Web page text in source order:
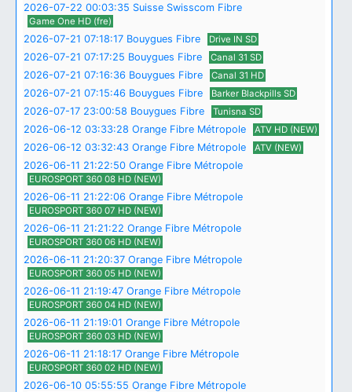
2026-07-22 00:03:35 Suisse Swisscom Fibre
Game One HD (fre)
2026-07-21 07:18:17 Bouygues Fibre Drive IN SD
2026-07-21 07:17:25 Bouygues Fibre Canal 31 SD
2026-07-21 07:16:36 Bouygues Fibre Canal 31 HD
2026-07-21 07:15:46 Bouygues Fibre Barker Blackpills SD
2026-07-17 23:00:58 Bouygues Fibre Tunisna SD
2026-06-12 03:33:28 Orange Fibre Métropole ATV HD (NEW)
2026-06-12 03:32:43 Orange Fibre Métropole ATV (NEW)
2026-06-11 21:22:50 Orange Fibre Métropole
EUROSPORT 360 08 HD (NEW)
2026-06-11 21:22:06 Orange Fibre Métropole
EUROSPORT 360 07 HD (NEW)
2026-06-11 21:21:22 Orange Fibre Métropole
EUROSPORT 360 06 HD (NEW)
2026-06-11 21:20:37 Orange Fibre Métropole
EUROSPORT 360 05 HD (NEW)
2026-06-11 21:19:47 Orange Fibre Métropole
EUROSPORT 360 04 HD (NEW)
2026-06-11 21:19:01 Orange Fibre Métropole
EUROSPORT 360 03 HD (NEW)
2026-06-11 21:18:17 Orange Fibre Métropole
EUROSPORT 360 02 HD (NEW)
2026-06-10 05:55:55 Orange Fibre Métropole